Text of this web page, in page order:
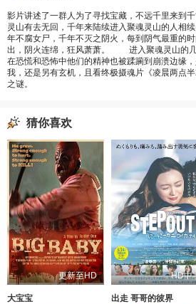
影片讲述了一群人为了寻找宝藏，不远千里来到
灵山有去无回，千年来陆续进入聚魂灵山的人相
年不腐女尸，千年不灭之阴火，每到阴气最重的
出，阴火连绵，狂风萧萧。 进入聚魂灵山的几
在恐慌和恐怖中他们的精神也被蹂躏到崩溃边缘
我，还是另有玄机，且看终极摄魂片《凌晨两点
之谜。
猜你喜欢
更新至HD
大宝宝
HD中
出走 哥哥的彼界